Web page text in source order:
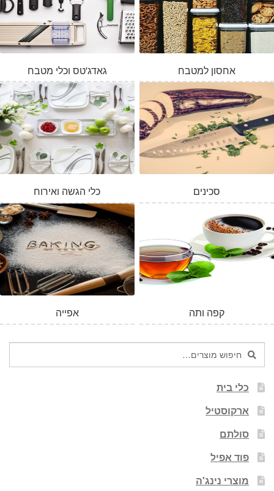
גאדג'טס וכלי מטבח אחסון למטבח
כלי הגשה ואירוח סכינים
אפייה קפה ותה
חיפוש
עבור:
חיפוש
כלי בית
ארקוסטיל
סולתם
פוד אפיל
מוצרי נינג'ה